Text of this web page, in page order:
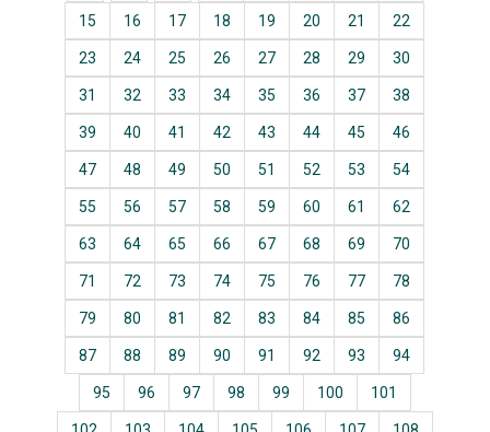
15 16 17 18 19 20 21 22
23 24 25 26 27 28 29 30
31 32 33 34 35 36 37 38
39 40 41 42 43 44 45 46
47 48 49 50 51 52 53 54
55 56 57 58 59 60 61 62
63 64 65 66 67 68 69 70
71 72 73 74 75 76 77 78
79 80 81 82 83 84 85 86
87 88 89 90 91 92 93 94
95 96 97 98 99 100 101